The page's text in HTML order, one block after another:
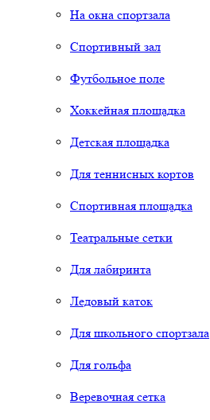
На окна спортзала
Спортивный зал
Футбольное поле
Хоккейная площадка
Детская площадка
Для теннисных кортов
Спортивная площадка
Театральные сетки
Для лабиринта
Ледовый каток
Для школьного спортзала
Для гольфа
Веревочная сетка